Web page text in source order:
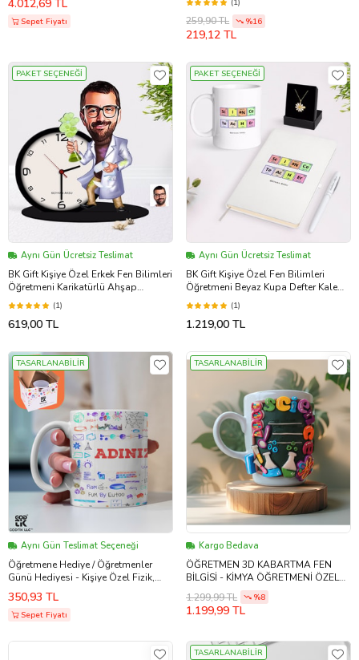
4.012,69 TL
Sepet Fiyatı 259,90 TL %16
219,12 TL
PAKET SEÇENEĞİ
Aynı Gün Ücretsiz Teslimat
BK Gift Kişiye Özel Erkek Fen Bilimleri
Öğretmeni Karikatürlü Ahşap
Masaüstü Biblo Saat-3 (Beyaz)
(1)
619,00 TL
PAKET SEÇENEĞİ
Aynı Gün Ücretsiz Teslimat
BK Gift Kişiye Özel Fen Bilimleri
Öğretmeni Beyaz Kupa Defter Kalem
ve İsimli Papatya Kolye Hediye Seti-3
(Model 1)
(1)
1.219,00 TL
TASARLANABİLİR
Aynı Gün Teslimat Seçeneği
Öğretmene Hediye / Öğretmenler
Günü Hediyesi - Kişiye Özel Fizik,
Kimya, Biyoloji, Matematik, Fen
Bilgisi Formülleri Premium Porselen
Kupa GDTK-901017
350,93 TL
Sepet Fiyatı
TASARLANABİLİR
Kargo Bedava
ÖĞRETMEN 3D KABARTMA FEN
BİLGİSİ - KİMYA ÖĞRETMENİ ÖZEL
TASARIM POLİMER KİL KUPA
BARDAK (Çok Renkli)
1.299,99 TL %8
1.199,99 TL
TASARLANABİLİR